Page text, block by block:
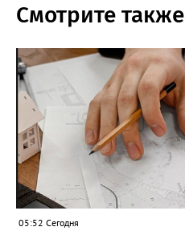
Смотрите также
05:52 Сегодня